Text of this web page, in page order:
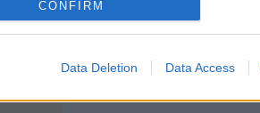
CONFIRM
Data Deletion Data Access